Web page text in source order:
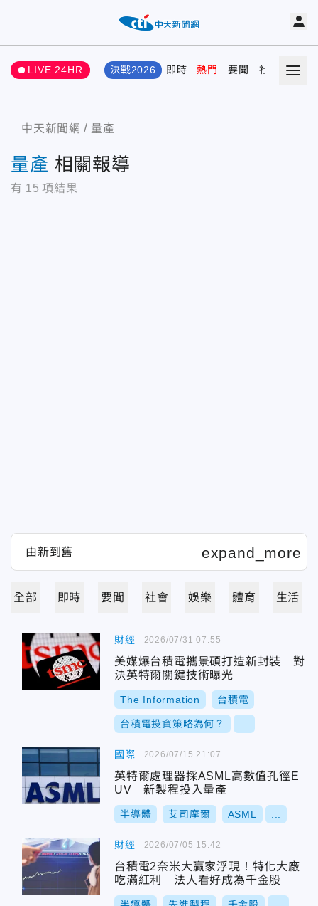
LIVE 24HR 決戰2026 即時 熱門 要聞 社會 娛樂
中天新聞網 量產
量產 相關報導
有 15 項結果
全部 即時 要聞 社會 娛樂 體育 生活
財經
美媒爆台積電攜景碩打造新封裝 對
決英特爾關鍵技術曝光
The Information 台積電
台積電投資策略為何？
2026/07/31 07:55
國際
英特爾處理器採ASML高數值孔徑E
UV 新製程投入量產
半導體 艾司摩爾 ASML
2026/07/15 21:07
財經
台積電2奈米大贏家浮現！特化大廠
吃滿紅利 法人看好成為千金股
2026/07/05 15:42